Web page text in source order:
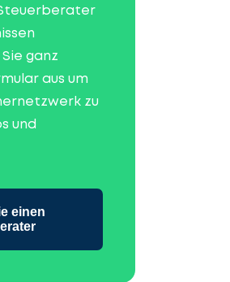
ganz
aus um
zu
und
einen